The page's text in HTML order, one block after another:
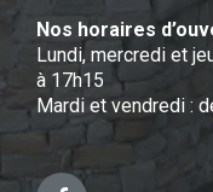
Nos horaires
Lundi, mercredi et
à 17h15
Mardi et vendredi :